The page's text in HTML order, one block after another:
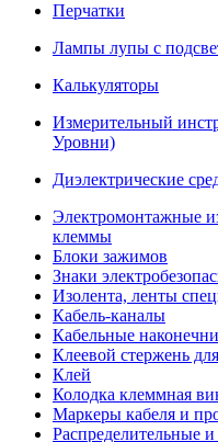
Перчатки
Лампы лупы с
Калькуляторы
Измерительный
Уровни)
Диэлектрические
Электромонтажные
клеммы
Блоки зажимов
Знаки
Изолента, ленты
Кабель-каналы
Кабельные
Клеевой стержень
Клей
Колодка клеммная
Маркеры кабеля и
Распределительные